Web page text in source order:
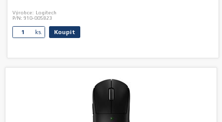
Výrobce: Logitech
P/N: 910-005823
ks. Koupit